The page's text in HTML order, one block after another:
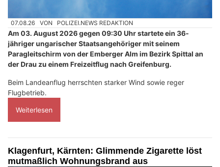
07.08.26 VON POLIZEI.NEWS REDAKTION
Am 03. August 2026 gegen 09:30 Uhr startete ein 36-
jähriger ungarischer Staatsangehöriger mit seinem
Paragleitschirm von der Emberger Alm im Bezirk Spittal an
der Drau zu einem Freizeitflug nach Greifenburg.
Beim Landeanflug herrschten starker Wind sowie reger
Flugbetrieb.
Weiterlesen
Klagenfurt, Kärnten: Glimmende Zigarette löst
mutmaßlich Wohnungsbrand aus